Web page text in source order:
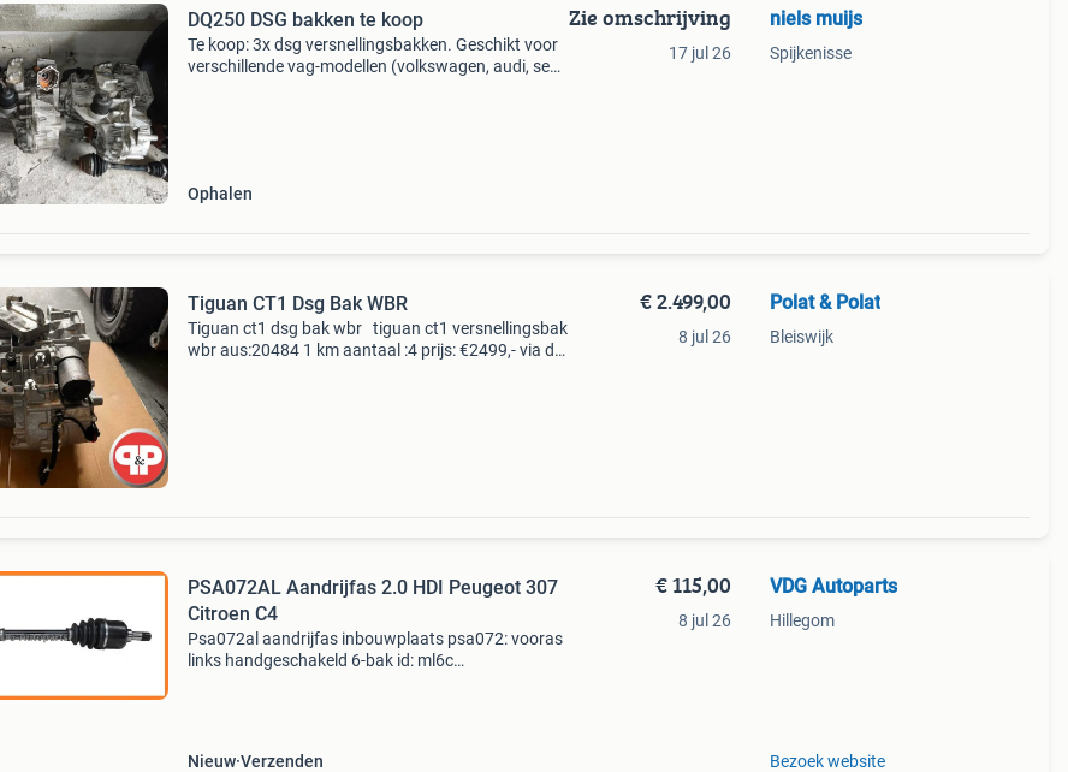
DQ250 DSG bakken te koop
Te koop: 3x dsg versnellingsbakken. Geschikt voor
verschillende vag-modellen (volkswagen, audi, seat,
Ophalen
Zie omschrijving
17 jul 26
niels muijs
Spijkenisse
Tiguan CT1 Dsg Bak WBR
Tiguan ct1 dsg bak wbr tiguan ct1 versnellingsbak
wbr aus:20484 1 km aantaal :4 prijs: €2499,- via de
€ 2.499,00
8 jul 26
Polat & Polat
Bleiswijk
PSA072AL Aandrijfas 2.0 HDI Peugeot 307
Citroen C4
Psa072al aandrijfas inbouwplaats psa072: vooras
links handgeschakeld 6-bak id: ml6c
Nieuw Verzenden
€ 115,00
8 jul 26
VDG Autoparts
Hillegom
Bezoek website